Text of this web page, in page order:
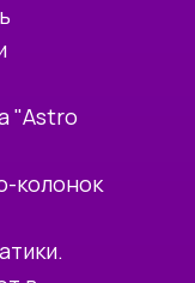
"Astro
колонок